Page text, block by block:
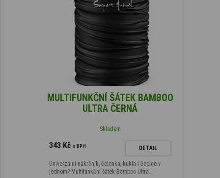
MULTIFUNKČNÍ ŠÁTEK BAMBOO
ULTRA ČERNÁ
Skladem
343 Kč s DPH DETAIL
Univerzální nákrčník, čelenka, kukla i čepice v
jednom? Multifunkční šátek Bamboo Ultra…